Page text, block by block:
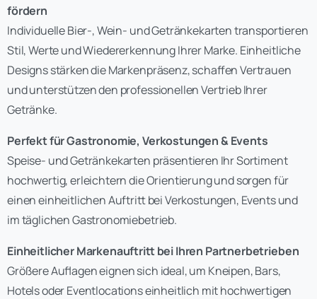
fördern
Individuelle Bier-, Wein- und Getränkekarten transportieren
Stil, Werte und Wiedererkennung Ihrer Marke. Einheitliche
Designs stärken die Markenpräsenz, schaffen Vertrauen
und unterstützen den professionellen Vertrieb Ihrer
Getränke.
Perfekt für Gastronomie, Verkostungen & Events
Speise- und Getränkekarten präsentieren Ihr Sortiment
hochwertig, erleichtern die Orientierung und sorgen für
einen einheitlichen Auftritt bei Verkostungen, Events und
im täglichen Gastronomiebetrieb.
Einheitlicher Markenauftritt bei Ihren Partnerbetrieben
Größere Auflagen eignen sich ideal, um Kneipen, Bars,
Hotels oder Eventlocations einheitlich mit hochwertigen